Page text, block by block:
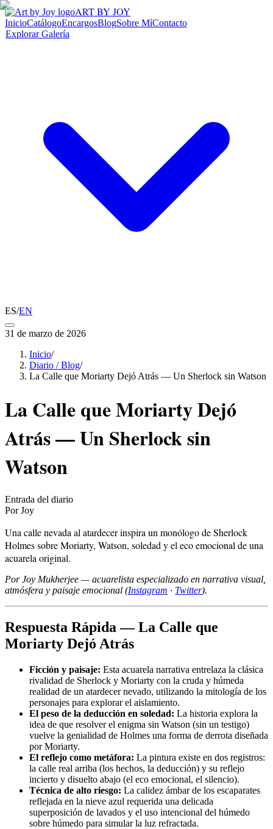
ART BY JOY
InicioCatálogoEncargosBlogSobre MíContacto
Explorar Galería
ES/EN
31 de marzo de 2026
Inicio/
Diario / Blog/
La Calle que Moriarty Dejó Atrás — Un Sherlock sin Watson
La Calle que Moriarty Dejó
Atrás — Un Sherlock sin
Watson
Entrada del diario
Por Joy
Una calle nevada al atardecer inspira un monólogo de Sherlock
Holmes sobre Moriarty, Watson, soledad y el eco emocional de una
acuarela original.
Por Joy Mukherjee — acuarelista especializado en narrativa visual,
atmósfera y paisaje emocional (Instagram · Twitter).
Respuesta Rápida — La Calle que
Moriarty Dejó Atrás
Ficción y paisaje: Esta acuarela narrativa entrelaza la clásica
rivalidad de Sherlock y Moriarty con la cruda y húmeda
realidad de un atardecer nevado, utilizando la mitología de los
personajes para explorar el aislamiento.
El peso de la deducción en soledad: La historia explora la
idea de que resolver el enigma sin Watson (sin un testigo)
vuelve la genialidad de Holmes una forma de derrota diseñada
por Moriarty.
El reflejo como metáfora: La pintura existe en dos registros:
la calle real arriba (los hechos, la deducción) y su reflejo
incierto y disuelto abajo (el eco emocional, el silencio).
Técnica de alto riesgo: La calidez ámbar de los escaparates
reflejada en la nieve azul requerida una delicada
superposición de lavados y el uso intencional del húmedo
sobre húmedo para simular la luz refractada.